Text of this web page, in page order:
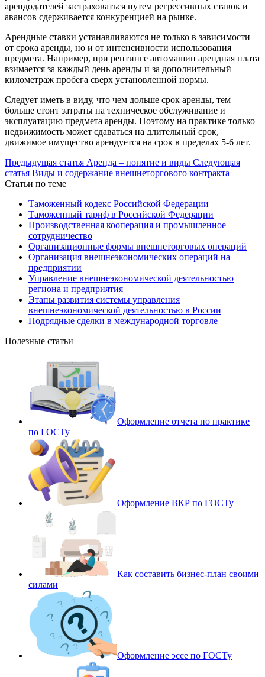
арендодателей застраховаться путем регрессивных ставок и
авансов сдерживается конкуренцией на рынке.
Арендные ставки устанавливаются не только в зависимости
от срока аренды, но и от интенсивности использования
предмета. Например, при рентинге автомашин арендная плата
взимается за каждый день аренды и за дополнительный
километраж пробега сверх установленной нормы.
Следует иметь в виду, что чем дольше срок аренды, тем
больше стоит затраты на техническое обслуживание и
эксплуатацию предмета аренды. Поэтому на практике только
недвижимость может сдаваться на длительный срок,
движимое имущество арендуется на срок в пределах 5-6 лет.
Предыдущая статья Аренда – понятие и виды Следующая
статья Виды и содержание внешнеторгового контракта
Статьи по теме
Таможенный кодекс Российской Федерации
Таможенный тариф в Российской Федерации
Производственная кооперация и промышленное
сотрудничество
Организационные формы внешнеторговых операций
Организация внешнеэкономических операций на
предприятии
Управление внешнеэкономической деятельностью
региона и предприятия
Этапы развития системы управления
внешнеэкономической деятельностью в России
Подрядные сделки в международной торговле
Полезные статьи
Оформление отчета по практике
по ГОСТу
Оформление ВКР по ГОСТу
Как составить бизнес-план своими
силами
Оформление эссе по ГОСТу